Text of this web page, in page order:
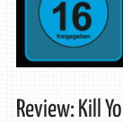
Review: Kill